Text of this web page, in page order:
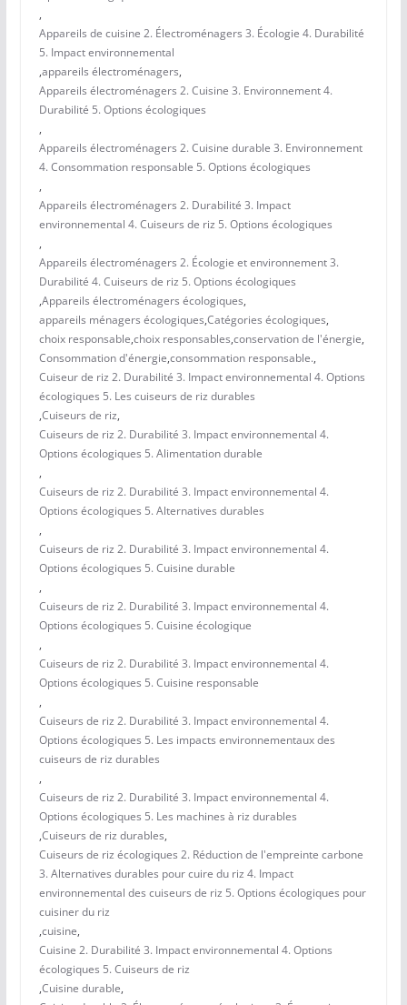
,
Appareils de cuisine 2. Électroménagers 3. Écologie 4. Durabilité
5. Impact environnemental
,appareils électroménagers,
Appareils électroménagers 2. Cuisine 3. Environnement 4.
Durabilité 5. Options écologiques
,
Appareils électroménagers 2. Cuisine durable 3. Environnement
4. Consommation responsable 5. Options écologiques
,
Appareils électroménagers 2. Durabilité 3. Impact
environnemental 4. Cuiseurs de riz 5. Options écologiques
,
Appareils électroménagers 2. Écologie et environnement 3.
Durabilité 4. Cuiseurs de riz 5. Options écologiques
,Appareils électroménagers écologiques,
appareils ménagers écologiques,Catégories écologiques,
choix responsable,choix responsables,conservation de l'énergie,
Consommation d'énergie,consommation responsable.,
Cuiseur de riz 2. Durabilité 3. Impact environnemental 4. Options
écologiques 5. Les cuiseurs de riz durables
,Cuiseurs de riz,
Cuiseurs de riz 2. Durabilité 3. Impact environnemental 4.
Options écologiques 5. Alimentation durable
,
Cuiseurs de riz 2. Durabilité 3. Impact environnemental 4.
Options écologiques 5. Alternatives durables
,
Cuiseurs de riz 2. Durabilité 3. Impact environnemental 4.
Options écologiques 5. Cuisine durable
,
Cuiseurs de riz 2. Durabilité 3. Impact environnemental 4.
Options écologiques 5. Cuisine écologique
,
Cuiseurs de riz 2. Durabilité 3. Impact environnemental 4.
Options écologiques 5. Cuisine responsable
,
Cuiseurs de riz 2. Durabilité 3. Impact environnemental 4.
Options écologiques 5. Les impacts environnementaux des
cuiseurs de riz durables
,
Cuiseurs de riz 2. Durabilité 3. Impact environnemental 4.
Options écologiques 5. Les machines à riz durables
,Cuiseurs de riz durables,
Cuiseurs de riz écologiques 2. Réduction de l'empreinte carbone
3. Alternatives durables pour cuire du riz 4. Impact
environnemental des cuiseurs de riz 5. Options écologiques pour
cuisiner du riz
,cuisine,
Cuisine 2. Durabilité 3. Impact environnemental 4. Options
écologiques 5. Cuiseurs de riz
,Cuisine durable,